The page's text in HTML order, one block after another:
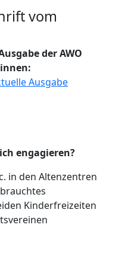
vom
der AWO
Ausgabe
engagieren?
in den Altenzentren
Kinderfreizeiten